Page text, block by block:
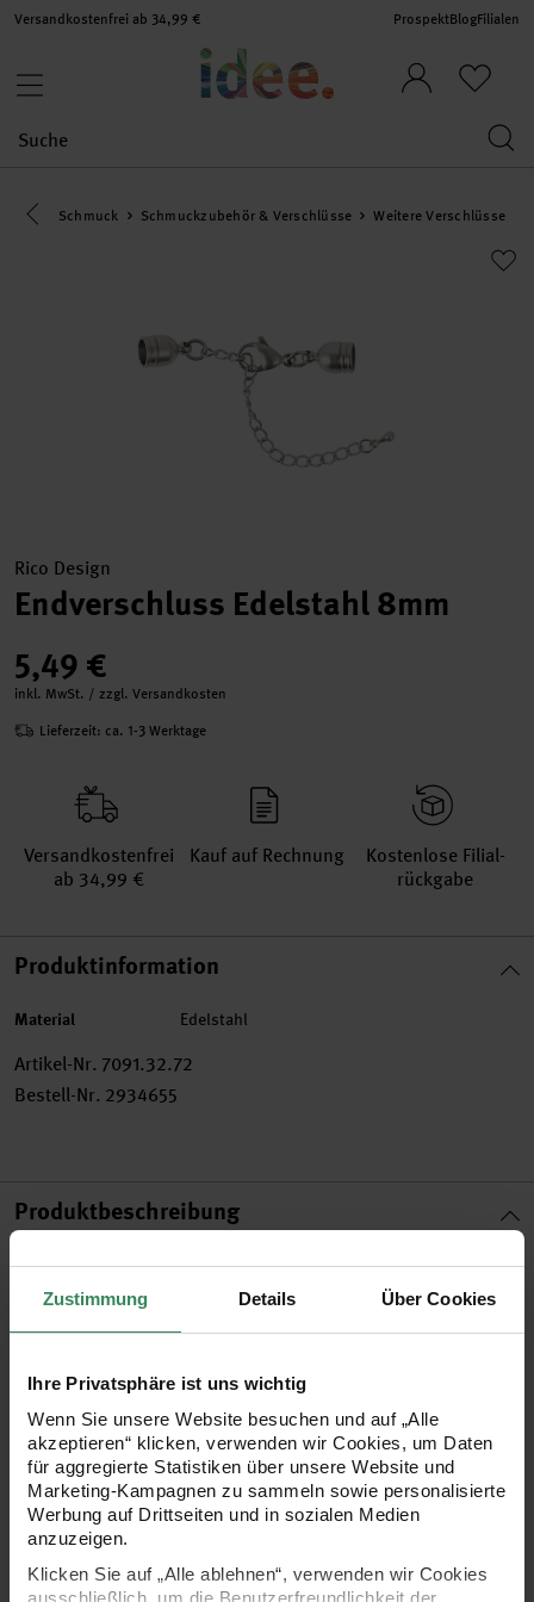
Zustimmung Details Über Cookies
Ihre Privatsphäre ist uns wichtig
Wenn Sie unsere Website besuchen und auf „Alle
akzeptieren“ klicken, verwenden wir Cookies, um Daten
für aggregierte Statistiken über unsere Website und
Marketing-Kampagnen zu sammeln sowie personalisierte
Werbung auf Drittseiten und in sozialen Medien
anzuzeigen.
Klicken Sie auf „Alle ablehnen“, verwenden wir Cookies
ausschließlich, um die Benutzerfreundlichkeit der
Versandkostenfrei ab 34,99 € ProspektBlogFilialen
Eine Kategorie zurück navigieren
Schmuck Schmuckzubehör & Verschlüsse Weitere Verschlüsse
Rico Design
Endverschluss Edelstahl 8mm
5,49 €
inkl. MwSt. / zzgl. Versandkosten
Lieferzeit: ca. 1-3 Werktage
Versand­kosten­frei
ab 34,99 €
Kauf auf Rechnung
Kosten­lose Filial­
rückgabe
Produktinformation
Material Edelstahl
Artikel-Nr. 7091.32.72
Bestell-Nr. 2934655
Produktbeschreibung
Es gibt zahlreiche Möglichkeiten, Ihre selbst gestalteten
Ketten zu vollenden. Der Endverschluss stellt dabei eine
äußerst bequeme und stilvolle Variante dar. Kleben Sie die
Kettenenden einfach mit Schmuckkleber in den Verschluss -
das war’s.
Endverschluss zum Kleben
für Bänder bis ca. 8mm
Material: aus Edelstahl
Inhalt: 1 Stück